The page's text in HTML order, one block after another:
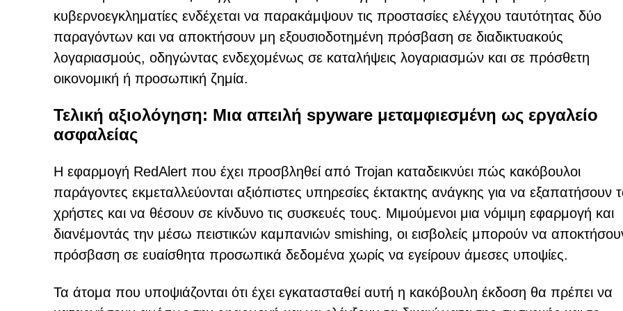
κυβερνοεγκληματίες ενδέχεται να παρακάμψουν τις προστασίες ελέγχου ταυτότητας δύο
παραγόντων και να αποκτήσουν μη εξουσιοδοτημένη πρόσβαση σε διαδικτυακούς
λογαριασμούς, οδηγώντας ενδεχομένως σε καταλήψεις λογαριασμών και σε πρόσθετη
οικονομική ή προσωπική ζημία.
Τελική αξιολόγηση: Μια απειλή spyware μεταμφιεσμένη ως εργαλείο
ασφαλείας
Η εφαρμογή RedAlert που έχει προσβληθεί από Trojan καταδεικνύει πώς κακόβουλοι
παράγοντες εκμεταλλεύονται αξιόπιστες υπηρεσίες έκτακτης ανάγκης για να εξαπατήσουν
χρήστες και να θέσουν σε κίνδυνο τις συσκευές τους. Μιμούμενοι μια νόμιμη εφαρμογή και
διανέμοντάς την μέσω πειστικών καμπανιών smishing, οι εισβολείς μπορούν να
πρόσβαση σε ευαίσθητα προσωπικά δεδομένα χωρίς να εγείρουν άμεσες υποψίες.
Τα άτομα που υποψιάζονται ότι έχει εγκατασταθεί αυτή η κακόβουλη έκδοση θα πρέπει να